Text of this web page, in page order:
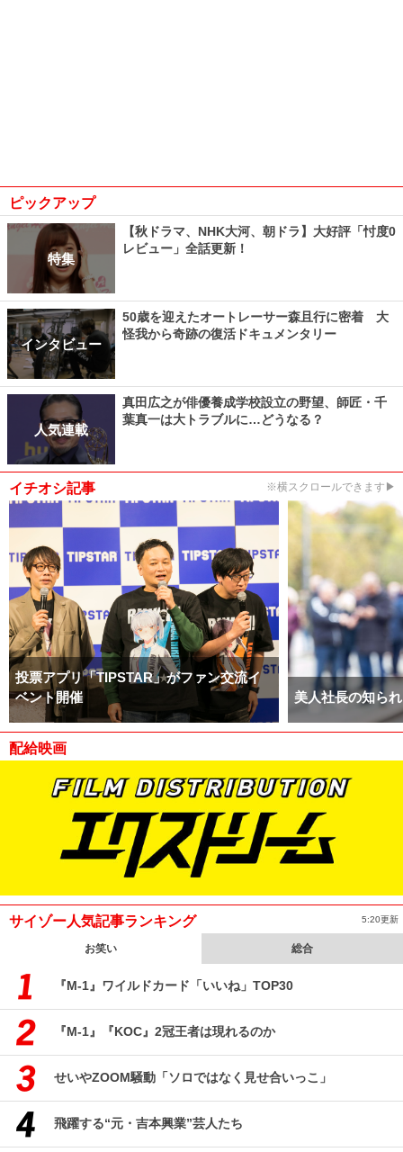
ピックアップ
特集
【秋ドラマ、NHK大河、朝ドラ】大好評「忖度0
レビュー」全話更新！
インタビュー
50歳を迎えたオートレーサー森且行に密着 大
怪我から奇跡の復活ドキュメンタリー
人気連載
真田広之が俳優養成学校設立の野望、師匠・千
葉真一は大トラブルに…どうなる？
イチオシ記事 ※横スクロールできます▶
投票アプリ「TIPSTAR」がファン交流イ
ベント開催
美人社長の知ら
配給映画
サイゾー人気記事ランキング 5:20更新
お笑い 総合
『M-1』ワイルドカード「いいね」TOP30
『M-1』『KOC』2冠王者は現れるのか
せいやZOOM騒動「ソロではなく見せ合いっこ」
飛躍する“元・吉本興業”芸人たち